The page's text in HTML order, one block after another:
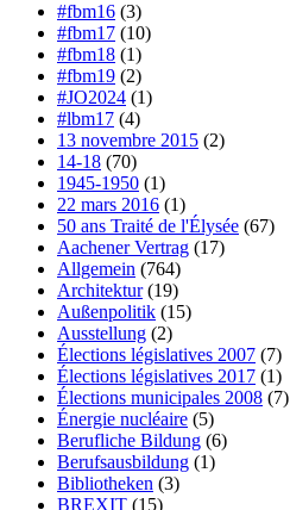
#fbm16 (3)
#fbm17 (10)
#fbm18 (1)
#fbm19 (2)
#JO2024 (1)
#lbm17 (4)
13 novembre 2015 (2)
14-18 (70)
1945-1950 (1)
22 mars 2016 (1)
50 ans Traité de l'Élysée (67)
Aachener Vertrag (17)
Allgemein (764)
Architektur(19)
Außenpolitik (15)
Ausstellung (2)
Élections législatives 2007 (7)
Élections législatives 2017 (1)
Élections municipales 2008 (7)
Énergie nucléaire (5)
Berufliche Bildung (6)
Berufsausbildung (1)
Bibliotheken (3)
BREXIT (15)